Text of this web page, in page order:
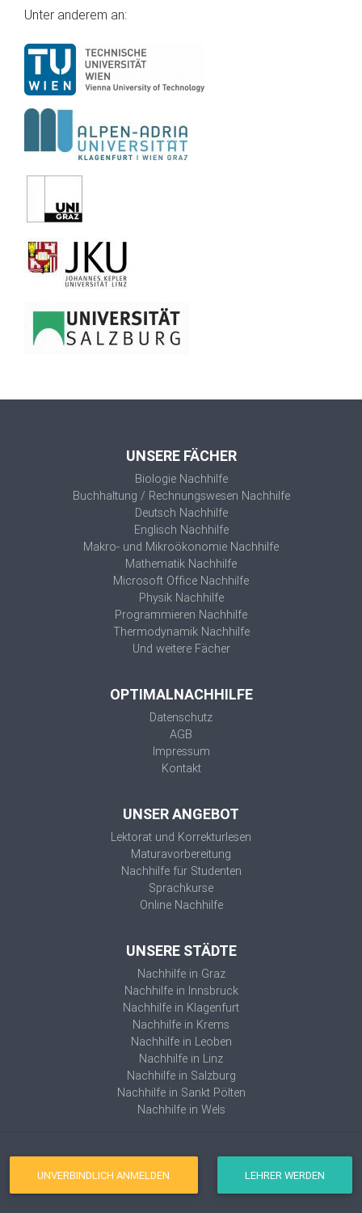
Unter anderem an:
UNSERE FÄCHER
Biologie Nachhilfe
Buchhaltung / Rechnungswesen Nachhilfe
Deutsch Nachhilfe
Englisch Nachhilfe
Makro- und Mikroökonomie Nachhilfe
Mathematik Nachhilfe
Microsoft Office Nachhilfe
Physik Nachhilfe
Programmieren Nachhilfe
Thermodynamik Nachhilfe
Und weitere Fächer
OPTIMALNACHHILFE
Datenschutz
AGB
Impressum
Kontakt
UNSER ANGEBOT
Lektorat und Korrekturlesen
Maturavorbereitung
Nachhilfe für Studenten
Sprachkurse
Online Nachhilfe
UNSERE STÄDTE
Nachhilfe in Graz
Nachhilfe in Innsbruck
Nachhilfe in Klagenfurt
Nachhilfe in Krems
Nachhilfe in Leoben
Nachhilfe in Linz
Nachhilfe in Salzburg
Nachhilfe in Sankt Pölten
Nachhilfe in Wels
UNVERBINDLICH ANMELDEN LEHRER WERDEN